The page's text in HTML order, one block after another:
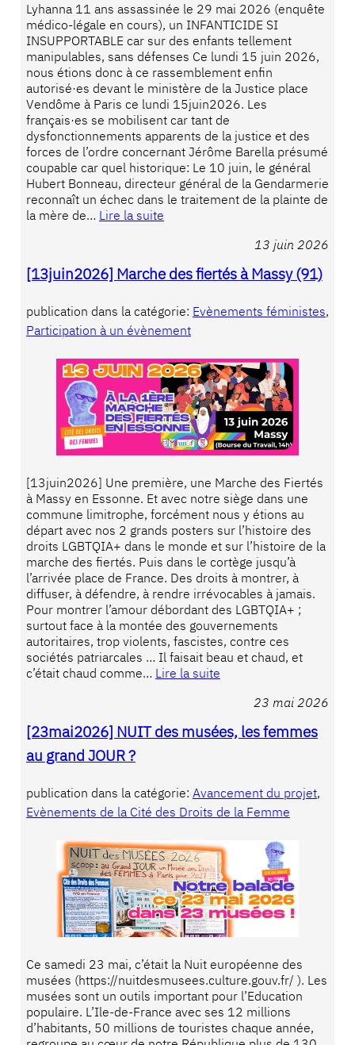
Lyhanna 11 ans assassinée le 29 mai 2026 (enquête
médico-légale en cours), un INFANTICIDE SI
INSUPPORTABLE car sur des enfants tellement
manipulables, sans défenses Ce lundi 15 juin 2026,
nous étions donc à ce rassemblement enfin
autorisé·es devant le ministère de la Justice place
Vendôme à Paris ce lundi 15juin2026. Les
français·es se mobilisent car tant de
dysfonctionnements apparents de la justice et des
forces de l’ordre concernant Jérôme Barella présumé
coupable car quel historique: Le 10 juin, le général
Hubert Bonneau, directeur général de la Gendarmerie
reconnaît un échec dans le traitement de la plainte de
la mère de… Lire la suite
13 juin 2026
[13juin2026] Marche des fiertés à Massy (91)
publication dans la catégorie: Evènements féministes
Participation à un évènement
[13juin2026] Une première, une Marche des Fiertés
à Massy en Essonne. Et avec notre siège dans une
commune limitrophe, forcément nous y étions au
départ avec nos 2 grands posters sur l’histoire des
droits LGBTQIA+ dans le monde et sur l’histoire de la
marche des fiertés. Puis dans le cortège jusqu’à
l’arrivée place de France. Des droits à montrer, à
diffuser, à défendre, à rendre irrévocables à jamais.
Pour montrer l’amour débordant des LGBTQIA+ ;
surtout face à la montée des gouvernements
autoritaires, trop violents, fascistes, contre ces
sociétés patriarcales … Il faisait beau et chaud, et
c’était chaud comme… Lire la suite
23 mai 2026
[23mai2026] NUIT des musées, les femmes
au grand JOUR ?
publication dans la catégorie: Avancement du projet
Evènements de la Cité des Droits de la Femme
Ce samedi 23 mai, c’était la Nuit européenne des
musées (https://nuitdesmusees.culture.gouv.fr/ ). Les
musées sont un outils important pour l’Education
populaire. L’Ile-de-France avec ses 12 millions
d’habitants, 50 millions de touristes chaque année,